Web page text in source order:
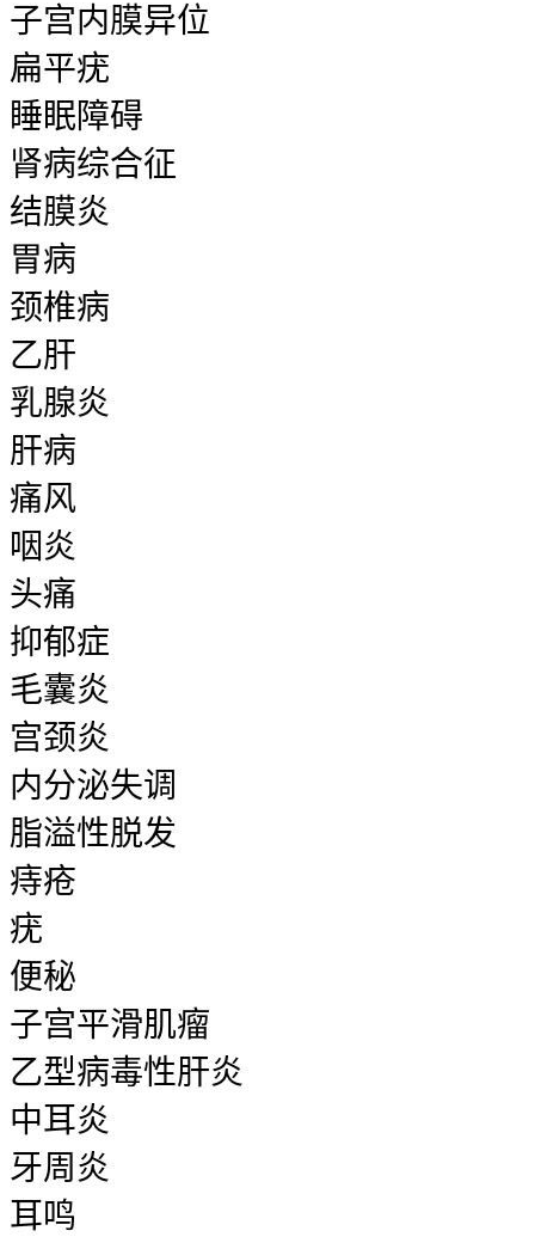
子宫内膜异位
扁平疣
睡眠障碍
肾病综合征
结膜炎
胃病
颈椎病
乙肝
乳腺炎
肝病
痛风
咽炎
头痛
抑郁症
毛囊炎
宫颈炎
内分泌失调
脂溢性脱发
痔疮
疣
便秘
子宫平滑肌瘤
乙型病毒性肝炎
中耳炎
牙周炎
耳鸣